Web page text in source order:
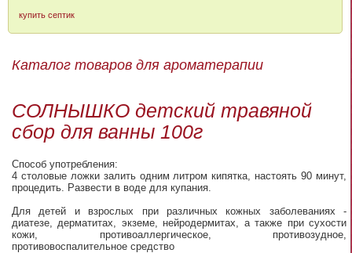
купить септик
Каталог товаров для ароматерапии
СОЛНЫШКО детский травяной
сбор для ванны 100г
Способ употребления:
4 столовые ложки залить одним литром кипятка, настоять 90 минут,
процедить. Развести в воде для купания.
Для детей и взрослых при различных кожных заболеваниях -
диатезе, дерматитах, экземе, нейродермитах, а также при сухости
кожи, противоаллергическое, противозудное,
противовоспалительное средство